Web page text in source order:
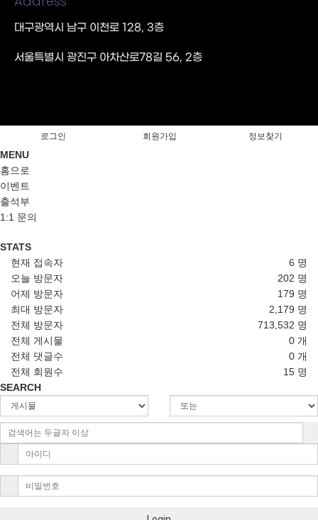
대구광역시 남구 이천로 128, 3층
서울특별시 광진구 아차산로78길 56, 2층
로그인 회원가입 정보찾기
MENU
홈으로
이벤트
출석부
1:1 문의
STATS
6 명
현재 접속자
202 명
오늘 방문자
179 명
어제 방문자
2,179 명
최대 방문자
713,532 명
전체 방문자
0 개
전체 게시물
0 개
전체 댓글수
15 명
전체 회원수
SEARCH